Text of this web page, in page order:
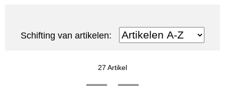
Schifting van artikelen:
27 Artikel